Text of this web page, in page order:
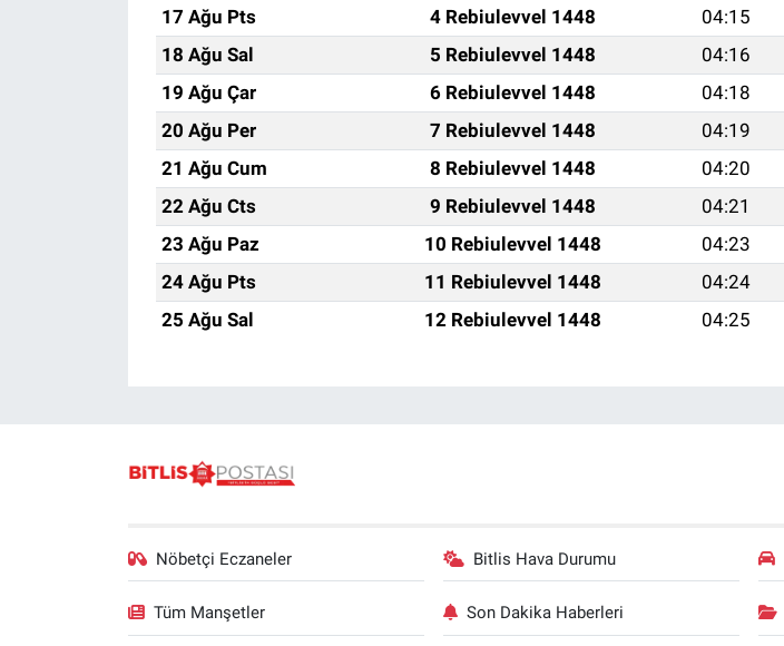
17 Ağu Pts
4 Rebiulevvel 1448 04:15
18 Ağu Sal
5 Rebiulevvel 1448 04:16
19 Ağu Çar
6 Rebiulevvel 1448 04:18
20 Ağu Per
7 Rebiulevvel 1448 04:19
21 Ağu Cum
8 Rebiulevvel 1448 04:20
22 Ağu Cts
9 Rebiulevvel 1448 04:21
23 Ağu Paz
10 Rebiulevvel 1448 04:23
24 Ağu Pts
11 Rebiulevvel 1448 04:24
25 Ağu Sal
12 Rebiulevvel 1448 04:25
Nöbetçi Eczaneler Bitlis Hava Durumu
Tüm Manşetler Son Dakika Haberleri